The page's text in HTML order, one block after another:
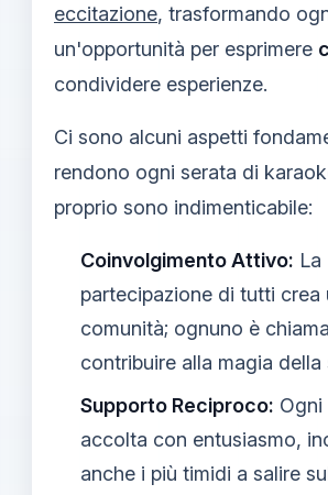
eccitazione, trasformando
un'opportunità per esprimere
condividere esperienze.
Ci sono alcuni aspetti
rendono ogni serata di
proprio sono indimenticabile:
Coinvolgimento Attivo: La
partecipazione di tutti crea
comunità; ognuno è
contribuire alla magia della
Supporto Reciproco: Ogni
accolta con entusiasmo,
anche i più timidi a salire